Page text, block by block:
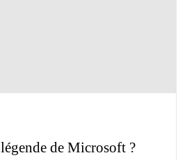
de Microsoft ?